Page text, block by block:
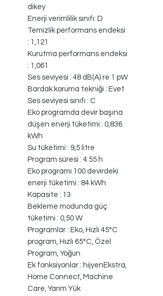
dikey
Enerji verimlilik sınıfı: D
Temizlik performans endeksi
: 1,121
Kurutma performans endeksi
: 1,061
Ses seviyesi : 48 dB(A) re 1 pW
Bardak koruma tekniği : Evet
Ses seviyesi sınıfı : C
Eko programda devir başına
düşen enerji tüketimi : 0,836
kWh
Su tüketimi : 9,5 litre
Program süresi : 4:55 h
Eko programı 100 devirdeki
enerji tüketimi : 84 kWh
Kapasite : 13
Bekleme modunda güç
tüketimi : 0,50 W
Programlar : Eko, Hızlı 45°C
program, Hızlı 65°C, Özel
Program, Yoğun
Ek fonksiyonlar : hijyenEkstra,
Home Connect, Machine
Care, Yarım Yük